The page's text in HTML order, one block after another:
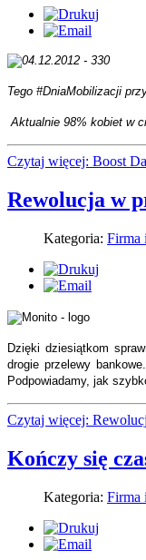
Tego #DniaMobilizacji
Aktualnie 98% kobiet w
Czytaj więcej: Boost
Rewolucja w
Kategoria: Firma
Dzięki dziesiątkom
drogie przelewy
Podpowiadamy, jak
Czytaj więcej:
Kończy się
Kategoria: Firma